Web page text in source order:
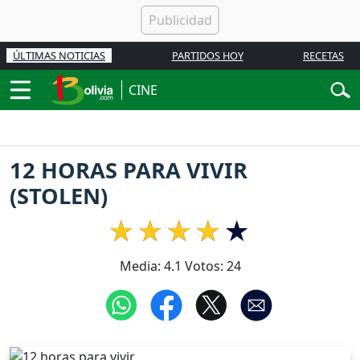
ÚLTIMAS NOTICIAS PARTIDOS HOY RECETAS
CINE
12 HORAS PARA VIVIR
(STOLEN)
Media: 4.1 Votos: 24